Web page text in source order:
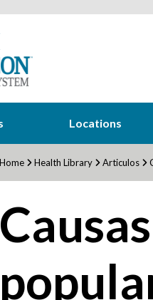
Locations
Home Health Library Articulos